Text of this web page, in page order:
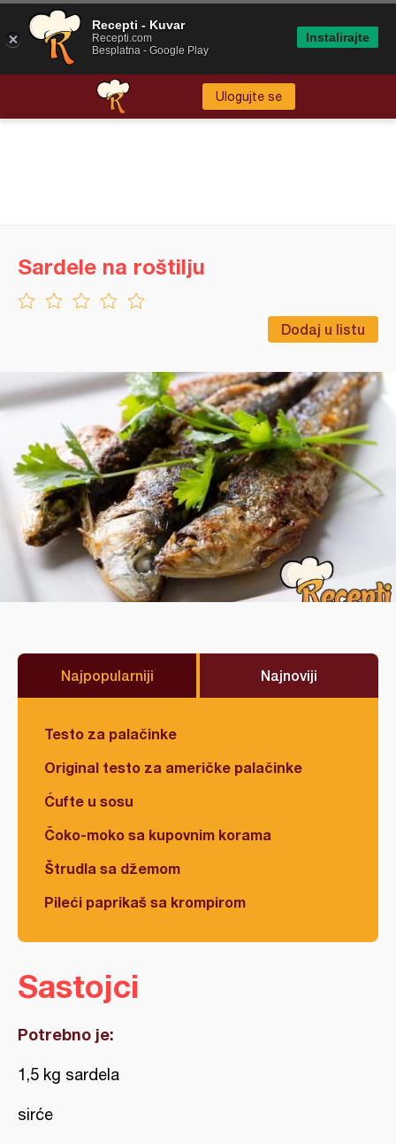
Ulogujte se
Dodaj u listu
Sardele na roštilju
Najpopularniji Najnoviji
Testo za palačinke
Original testo za američke palačinke
Ćufte u sosu
Čoko-moko sa kupovnim korama
Štrudla sa džemom
Pileći paprikaš sa krompirom
Sastojci
Potrebno je:
1,5 kg sardela
sirće
Recepti - Kuvar
Recepti.com
Besplatna - Google Play
Instalirajte